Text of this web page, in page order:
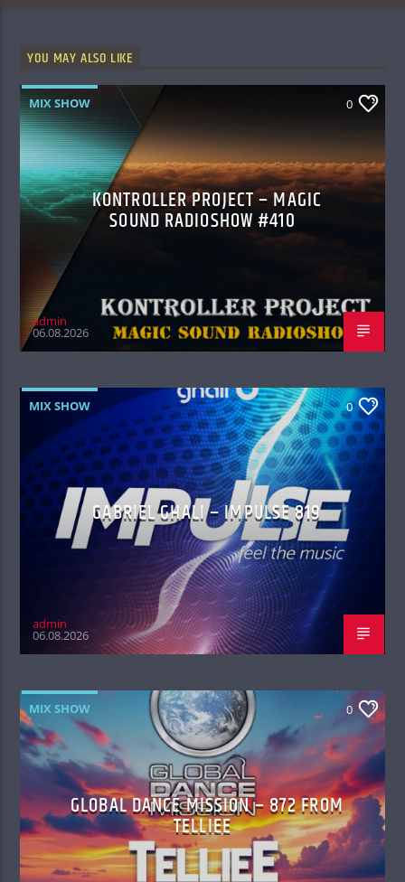
YOU MAY ALSO LIKE
MIX SHOW 0
KONTROLLER PROJECT – MAGIC
SOUND RADIOSHOW #410
admin
06.08.2026
MIX SHOW 0
GABRIEL GHALI – IMPULSE 819
admin
06.08.2026
MIX SHOW 0
GLOBAL DANCE MISSION – 872 FROM
TELLIEE